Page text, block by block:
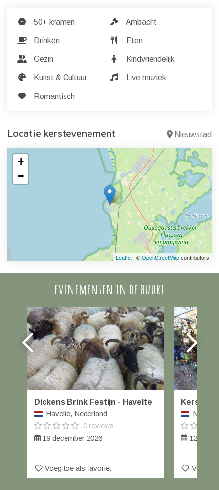
50+ kramen Ambacht
Drinken Eten
Gezin Kindvriendelijk
Kunst & Cultuur Live muziek
Romantisch
Locatie kerstevenement Nieuwstad
+
−
Leaflet | ©OpenStreetMapcontributors
evenementen in de buurt
Dickens Brink Festijn - Havelte
Havelte, Nederland
0 reviews
19 december 2026
favorite_border Voeg toe als favoriet
12
favorite_border Voeg